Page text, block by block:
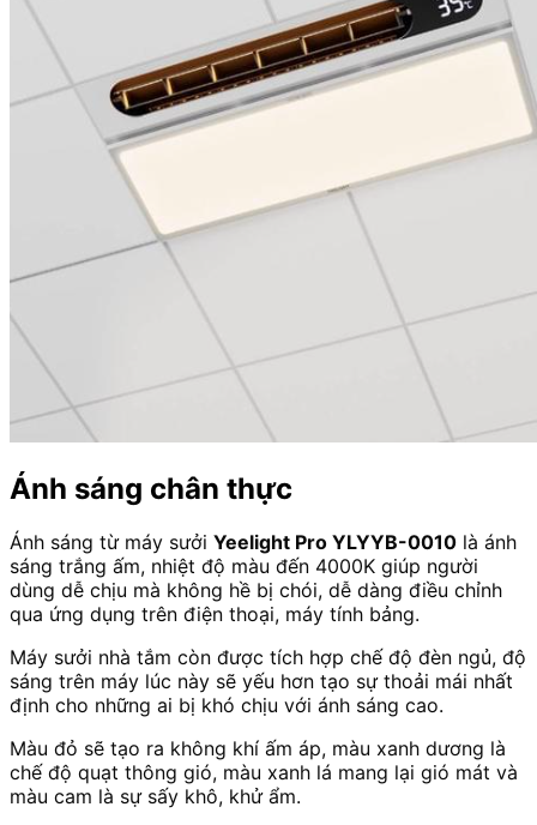
Ánh sáng chân thực
Ánh sáng từ máy sưởi Yeelight Pro YLYYB-0010 là ánh
sáng trắng ấm, nhiệt độ màu đến 4000K giúp người
dùng dễ chịu mà không hề bị chói, dễ dàng điều chỉnh
qua ứng dụng trên điện thoại, máy tính bảng.
Máy sưởi nhà tắm còn được tích hợp chế độ đèn ngủ, độ
sáng trên máy lúc này sẽ yếu hơn tạo sự thoải mái nhất
định cho những ai bị khó chịu với ánh sáng cao.
Màu đỏ sẽ tạo ra không khí ấm áp, màu xanh dương là
chế độ quạt thông gió, màu xanh lá mang lại gió mát và
màu cam là sự sấy khô, khử ẩm.